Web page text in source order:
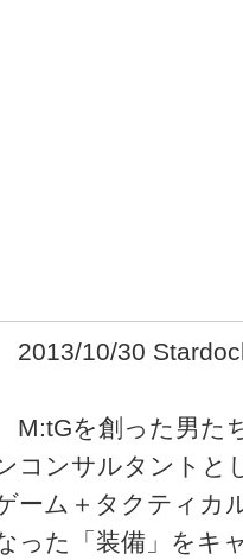
2013/10/30
M:tGを創った男た
コンサルタントと
ーム＋タクティカ
った「装備」をキ